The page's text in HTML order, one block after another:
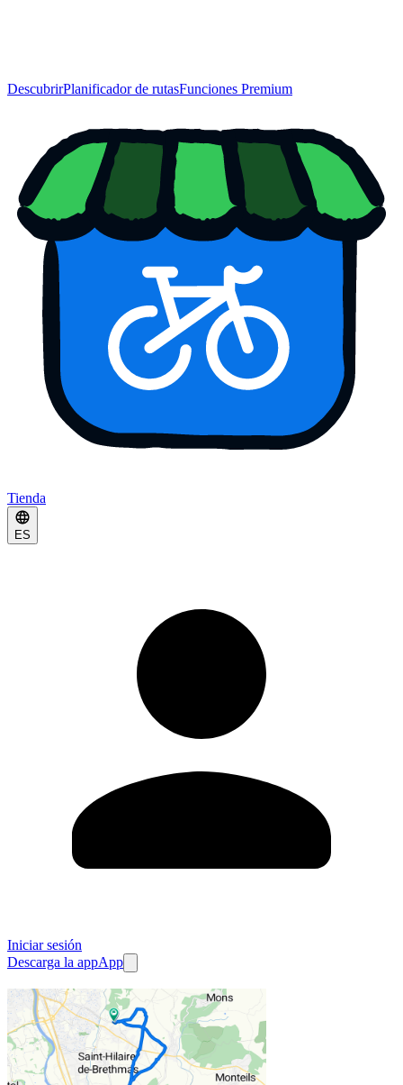
DescubrirPlanificador de rutasFunciones Premium
Tienda
ES
Iniciar sesión
Descarga la appApp